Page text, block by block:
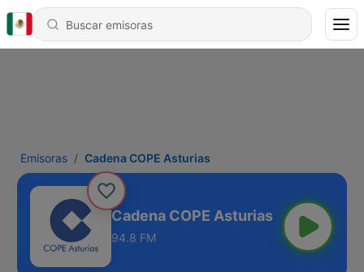
Emisoras Cadena COPE Asturias
Cadena COPE Asturias
94.8 FM